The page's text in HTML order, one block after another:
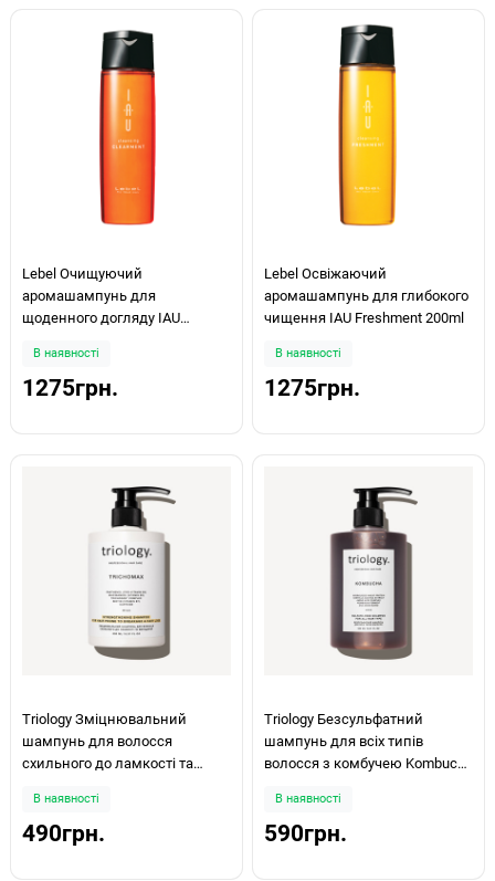
Lebel Очищуючий
аромашампунь для
щоденного догляду IAU
В наявності
1275грн.
Lebel Освіжаючий
аромашампунь для глибокого
чищення IAU Freshment 200ml
В наявності
1275грн.
Triology Зміцнювальний
шампунь для волосся
схильного до ламкості та
В наявності
490грн.
Triology Безсульфатний
шампунь для всіх типів
волосся з комбучею Kombucha
В наявності
590грн.